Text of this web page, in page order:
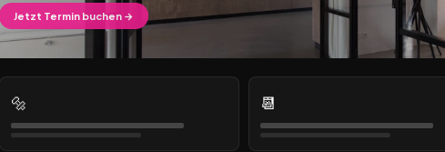
Jetzt Termin buchen →
🔩 📆